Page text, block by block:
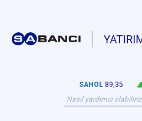
SAHOL 89,35